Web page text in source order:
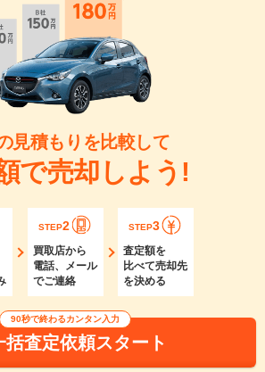
見積もりを比較して
で売却しよう!
STEP2
買取店から
電話、メール
でご連絡
STEP3
査定額を
比べて売却先
を決める
90秒で終わるカンタン入力
括査定依頼スタート